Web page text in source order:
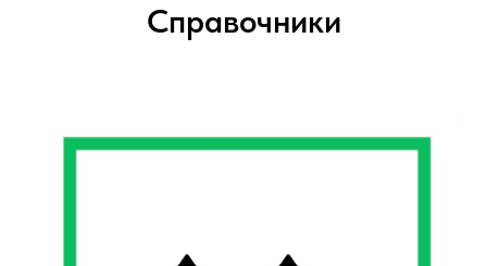
Справочники